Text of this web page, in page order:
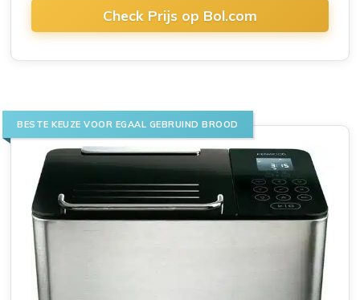
Check Prijs op Bol.com
BESTE KEUZE VOOR EGAAL GEBRUIND BROOD